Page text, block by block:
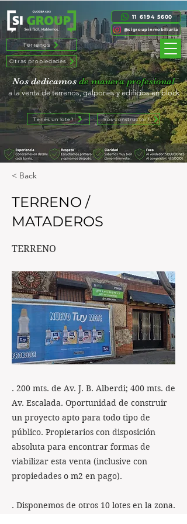
11 6194 5600
@sigroupinmobiliaria
Tenés un lote? Sos constructor?
Otras propiedades
Nos dedicamosde manera profesional
a la venta de terrenos, galpones y edificios en block
Terrenos
< Back
TERRENO /
MATADEROS
TERRENO
. 200 mts. de Av. J. B. Alberdi; 400 mts. de
Av. Escalada. Oportunidad de construir
un proyecto apto para todo tipo de
público. Propietarios con disposición
absoluta para encontrar formas de
viabilizar esta venta (inclusive con
propiedades o m2 en pago).
. Disponemos de otros 10 lotes en la zona.